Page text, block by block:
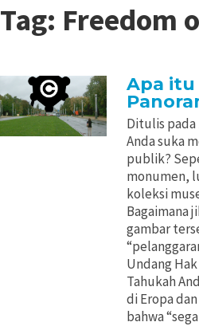
Creative Commons
Lisensi
Landasan
Pertimbangan
Jenis
Panduan
Creative Commons
Lisensi
Landasan
Pertimbangan
Jenis
Panduan
Tag: Freedom
Apa itu
Ditulis pada
Anda suka
publik?
monumen,
koleksi
Bagaimana
gambar
Undang
Tahukah
di Eropa
bahwa